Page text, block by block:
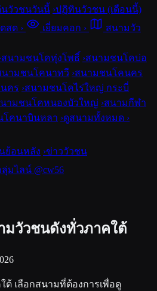
นวัวชนวันนี้ ›ปฏิทินวัวชน (เดือนนี้)
สด › เยี่ยมคอก ›
สนามวัว
สนามชนโคทุ่งโพธิ์ ›สนามชนโคบ่อ
นามชนโคนาทวี ›สนามชนโคนคร
คร ›สนามชนโคไร่ใหญ่ กระบี่
ามชนโคหนองบัวใหญ่ ›สนามกีฬา
โคนาบินหลา ›ดูสนามทั้งหมด ›
ย้อนหลัง ›ข่าววัวชน
ลุ่มไลน์ @cw56
วัวชนดังทั่วภาคใต้
เลือกสนามที่ต้องการเพื่อดู